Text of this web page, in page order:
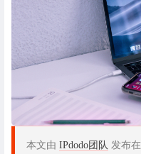
本文由 IPdodo团队 发布在